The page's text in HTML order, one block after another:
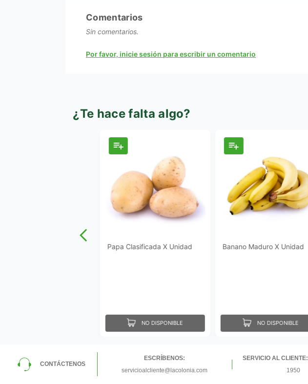
Comentarios
Por favor, inicie sesión para escribir un comentario
Sin comentarios.
¿Te hace falta algo?
Papa Clasificada X Unidad
NO DISPONIBLE
Banano Maduro X Unidad
NO DISPONIBLE
CONTÁCTENOS
ESCRÍBENOS:
servicioalcliente@lacolonia.com
SERVICIO AL CLIENTE:
1950